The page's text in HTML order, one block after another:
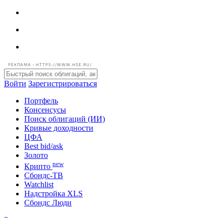
РЕКЛАМА • HTTPS://WWW.HSE.RU/
Войти Зарегистрироваться
Портфель
Консенсусы
Поиск облигаций (ИИ)
Кривые доходности
ЦФА
Best bid/ask
Золото
Криптоnew
Сбондс-ТВ